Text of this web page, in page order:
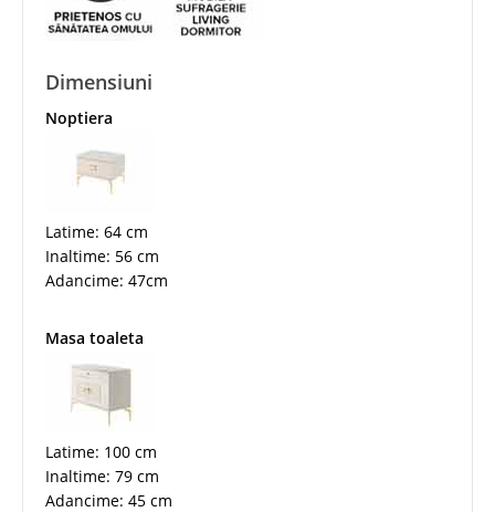
Dimensiuni
Noptiera
Latime: 64 cm
Inaltime: 56 cm
Adancime: 47cm
Masa toaleta
Latime: 100 cm
Inaltime: 79 cm
Adancime: 45 cm